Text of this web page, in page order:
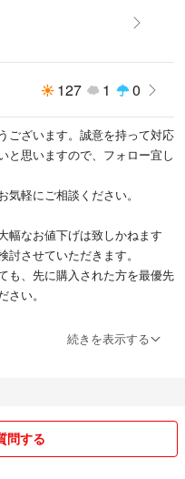
127 1 0
ございます。誠意を持って対応
と思いますので、フォロー宜し
軽にご相談ください。
幅なお値下げは致しかねます
させていただきます。
も、先に購入された方を最優先
い。
なさらずご購入ください。
続きを表示する
問する